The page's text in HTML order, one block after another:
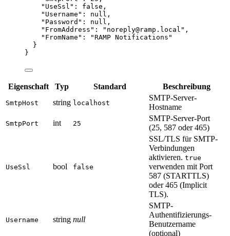
"UseSsl" : false ,
"Username" : null ,
"Password" : null ,
"FromAddress" : " noreply@ramp.local " ,
"FromName" : "RAMP Notifications "
}
}
Eigenschaft Typ Standard Beschreibung
SmtpHost string localhost
SMTP-Server-
Hostname
SmtpPort int 25
SMTP-Server-Port
(25, 587 oder 465)
UseSsl bool false
SSL/TLS für SMTP-
Verbindungen
aktivieren. true
verwenden mit Port
587 (STARTTLS)
oder 465 (Implicit
TLS).
Username string null
SMTP-
Authentifizierungs-
Benutzername
(optional)